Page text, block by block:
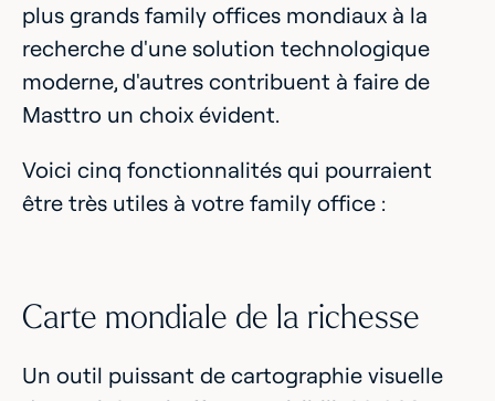
plus grands family offices mondiaux à la
recherche d'une solution technologique
moderne, d'autres contribuent à faire de
Masttro un choix évident.
Voici cinq fonctionnalités qui pourraient
être très utiles à votre family office :
Carte mondiale de la richesse
Un outil puissant de cartographie visuelle